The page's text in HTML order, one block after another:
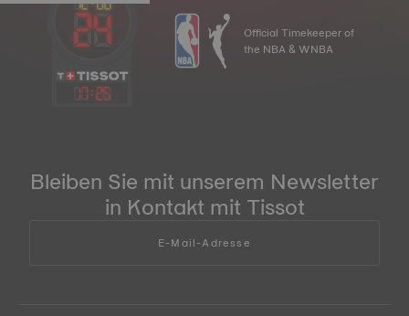
17:25
Official Timekeeper of
the NBA & WNBA
Bleiben Sie mit unserem Newsletter
in Kontakt mit Tissot
E-Mail-Adresse